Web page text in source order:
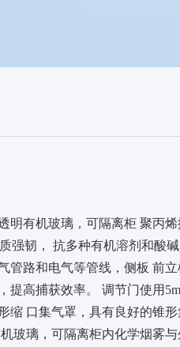
有机玻璃，可隔离柜 聚丙
韧， 抗多种有机溶剂和酸
路和电气等管线，侧板 前
高捕获效率。 调节门使用
口集气罩，具有良好的锥
玻璃，可隔离柜内化学烟雾